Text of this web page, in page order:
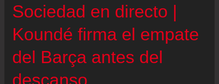
Sociedad en directo |
Koundé firma el empate
del Barça antes del
descanso